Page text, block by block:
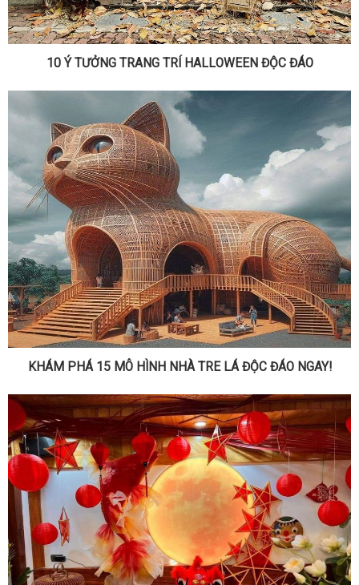
10 Ý TƯỞNG TRANG TRÍ HALLOWEEN ĐỘC ĐÁO
KHÁM PHÁ 15 MÔ HÌNH NHÀ TRE LÁ ĐỘC ĐÁO NGAY!